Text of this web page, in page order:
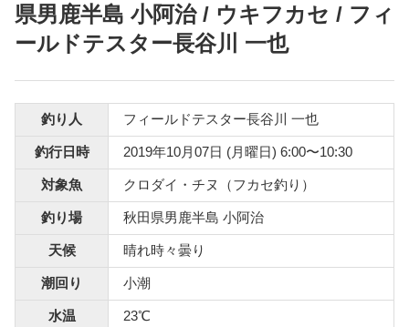
県男鹿半島 小阿治 / ウキフカセ / フィ
ールドテスター長谷川 一也
釣り人 フィールドテスター長谷川 一也
釣行日時 2019年10月07日 (月曜日) 6:00〜10:30
対象魚 クロダイ・チヌ（フカセ釣り）
釣り場 秋田県男鹿半島 小阿治
天候 晴れ時々曇り
潮回り 小潮
水温 23℃